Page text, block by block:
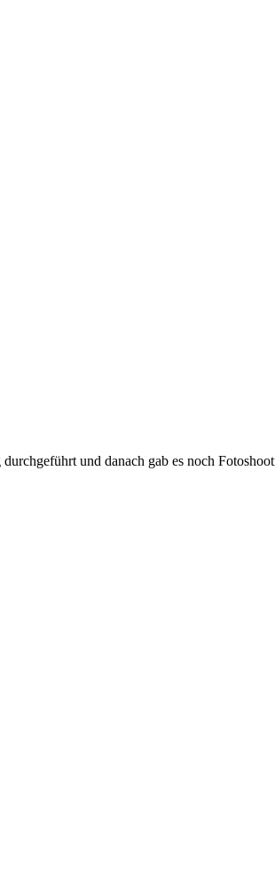
und danach gab es noch